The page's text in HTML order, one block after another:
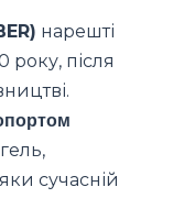
нарешті
року, після
сучасній